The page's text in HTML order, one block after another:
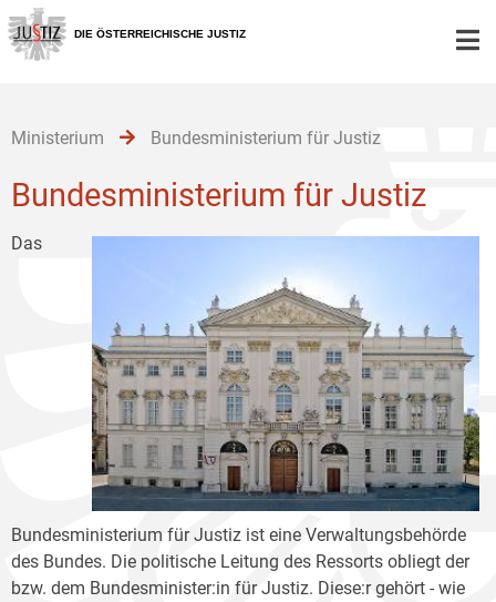
Zur
Hauptnavigation
[1]
Zum
Inhalt
[2]
Zum
Untermenü
[3]
DIE ÖSTERREICHISCHE JUSTIZ
Ministerium Bundesministerium für Justiz
Bundesministerium für Justiz
Das
Bundesministerium für Justiz ist eine Verwaltungsbehörde
des Bundes. Die politische Leitung des Ressorts obliegt der
bzw. dem Bundesminister:in für Justiz. Diese:r gehört - wie